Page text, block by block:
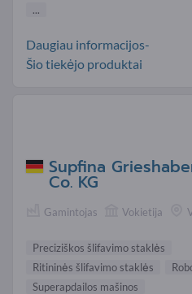
...
Daugiau informacijos-
Šio tiekėjo produktai
Supfina
Co. KG
Gamintojas Vokietija
Preciziškos šlifavimo staklės
Ritininės šlifavimo staklės
Superapdailos mašinos